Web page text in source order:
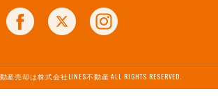
売却は株式会社LINES不動産 ALL RIGHTS RESERVED.